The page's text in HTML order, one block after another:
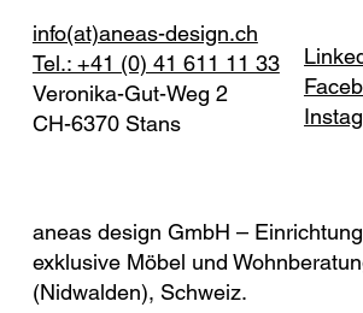
info(at)aneas-design.ch
Tel.: +41 (0) 41 611 11 33
Veronika-Gut-Weg 2
CH-6370 Stans
aneas design GmbH –
exklusive Möbel und
(Nidwalden), Schweiz.